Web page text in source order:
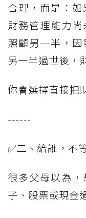
合理，而是：
財務管理能力
照顧另一半，
另一半過世後，
你會選擇直接把
------
✅二、給誰，不
很多父母以為
子、股票或現金